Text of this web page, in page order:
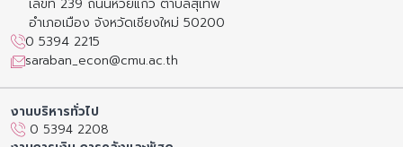
อำเภอเมือง จังหวัดเชียงใหม่ 50200
0 5394 2215
saraban_econ@cmu.ac.th
งานบริหารทั่วไป
0 5394 2208